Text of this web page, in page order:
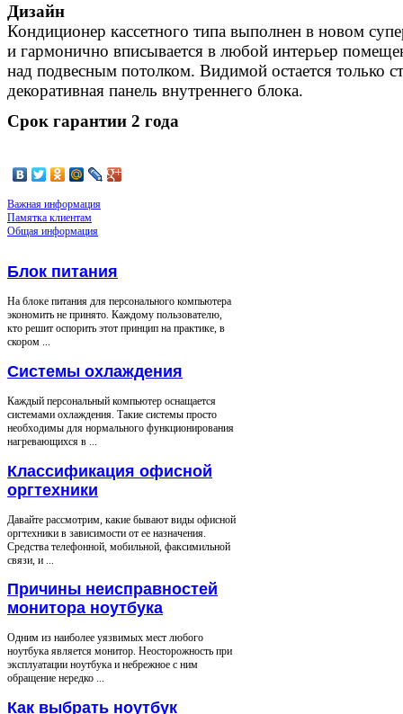
Дизайн
Кондиционер кассетного типа выполнен в новом
и гармонично вписывается в любой интерьер
над подвесным потолком. Видимой остается только
декоративная панель внутреннего блока.
Срок гарантии 2 года
Важная информация
Памятка клиентам
Общая информация
Блок питания
На блоке питания для персонального компьютера
экономить не принято. Каждому пользователю,
кто решит оспорить этот принцип на практике, в
скором ...
Системы охлаждения
Каждый персональный компьютер оснащается
системами охлаждения. Такие системы просто
необходимы для нормального функционирования
нагревающихся в ...
Классификация офисной
оргтехники
Давайте рассмотрим, какие бывают виды офисной
оргтехники в зависимости от ее назначения.
Средства телефонной, мобильной, факсимильной
связи, и ...
Причины неисправностей
монитора ноутбука
Одним из наиболее уязвимых мест любого
ноутбука является монитор. Неосторожность при
эксплуатации ноутбука и небрежное с ним
обращение нередко ...
Как выбрать ноутбук